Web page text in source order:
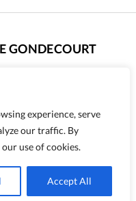
experience, serve
our traffic. By
use of cookies.
Accept All
GONDECOURT
: 56590187
84